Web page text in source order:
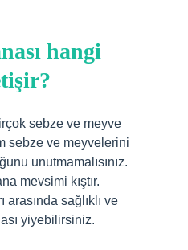
hangi
sebze ve meyve
sebze ve meyvelerini
unutmamalısınız.
mevsimi kıştır.
sağlıklı ve
yiyebilirsiniz.